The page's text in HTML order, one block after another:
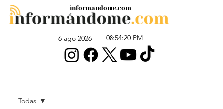
6 ago 2026 08:54:20 PM
informandome.com
Todas